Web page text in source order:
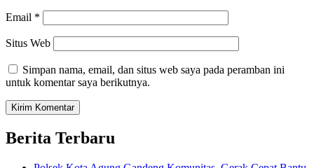
Email *
Situs Web
Simpan nama, email, dan situs web saya pada peramban ini
untuk komentar saya berikutnya.
Berita Terbaru